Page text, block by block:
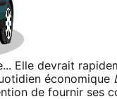
Elle devrait
économique
de fournir ses